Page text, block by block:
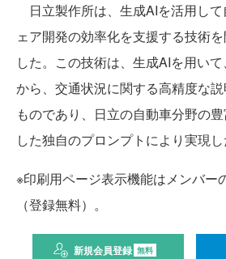
日立製作所は、生成AIを活用し
ェア開発の効率化を支援する技術
した。この技術は、生成AIを用い
から、交通状況に関する高精度な
ものであり、日立の自動車分野の
した独自のプロンプトにより実現し
※印刷用ページ表示機能はメンバー
（登録無料）。
新規会員登録 無料